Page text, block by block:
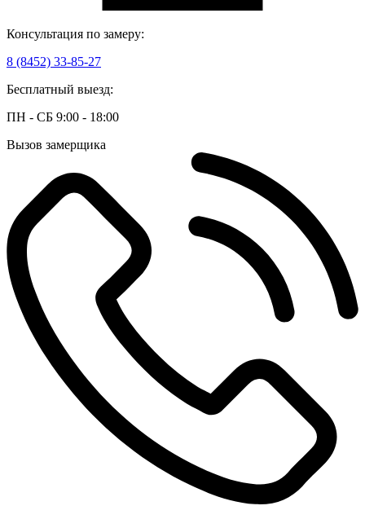
Консультация по замеру:
8 (8452) 33-85-27
Бесплатный выезд:
ПН - СБ 9:00 - 18:00
Вызов замерщика